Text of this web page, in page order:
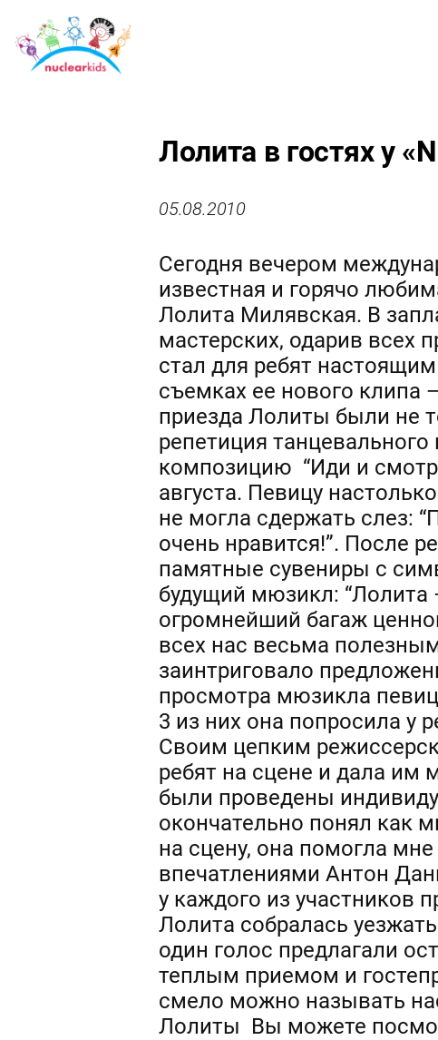
Лолита в гостях у
05.08.2010
Сегодня вечером
известная и горячо
Лолита Милявская. В
мастерских, одарив всех
стал для ребят
съемках ее нового клипа
приезда Лолиты были не
репетиция
композицию “Иди и
августа. Певицу
не могла сдержать слез:
очень нравится!”. После
памятные сувениры с
будущий мюзикл: “Лолита
огромнейший багаж
всех нас весьма
заинтриговало
просмотра мюзикла
3 из них она попросила у
Своим цепким
ребят на сцене и дала им
были проведены
окончательно понял как
на сцену, она помогла
впечатлениями Антон
у каждого из участников
Лолита собралась
один голос предлагали
теплым приемом и
смело можно называть
Лолиты Вы можете